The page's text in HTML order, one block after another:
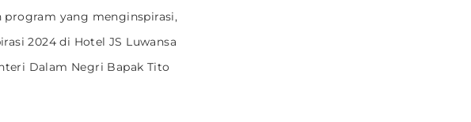
program yang menginspirasi,
2024 di Hotel JS Luwansa
Dalam Negri Bapak Tito